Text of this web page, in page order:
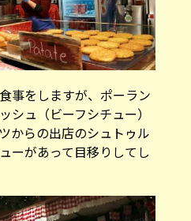
事をしますが、ポーラン
シュ（ビーフシチュー）
からの出店のシュトゥル
ーがあって目移りしてし